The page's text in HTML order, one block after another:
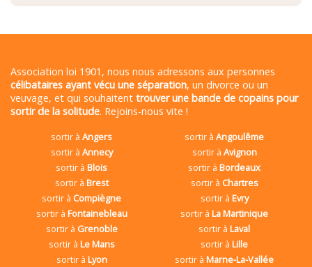
Association loi 1901, nous nous adressons aux personnes
célibataires ayant vécu une séparation, un divorce ou un
veuvage, et qui souhaitent trouver une bande de copains pour
sortir de la solitude. Rejoins-nous vite !
sortir àAngers sortir àAngoulême
sortir à Annecy sortir à Avignon
sortir àBlois sortir àBordeaux
sortir à Brest sortir à Chartres
sortir à Compiègne sortir à Evry
sortir à Fontainebleau sortir àLa Martinique
sortir à Grenoble sortir àLaval
sortir à Le Mans sortir àLille
sortir à Lyon sortir àMarne-La-Vallée